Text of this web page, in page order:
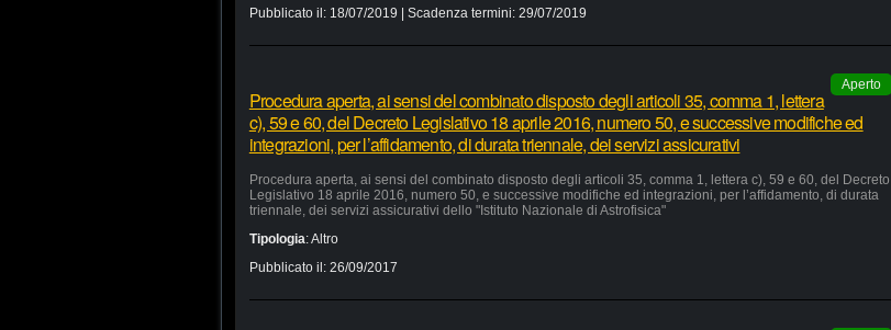
Pubblicato il: 18/07/2019 | Scadenza termini: 29/07/2019
Aperto
Procedura aperta, ai sensi del combinato disposto degli articoli 35, comma 1, lettera
c), 59 e 60, del Decreto Legislativo 18 aprile 2016, numero 50, e successive modifiche ed
integrazioni, per l’affidamento, di durata triennale, dei servizi assicurativi
Procedura aperta, ai sensi del combinato disposto degli articoli 35, comma 1, lettera c), 59 e 60, del Decreto
Legislativo 18 aprile 2016, numero 50, e successive modifiche ed integrazioni, per l’affidamento, di durata
triennale, dei servizi assicurativi dello "Istituto Nazionale di Astrofisica"
Tipologia:Altro
Pubblicato il: 26/09/2017